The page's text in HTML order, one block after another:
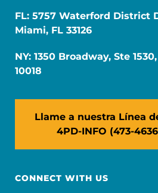
FL: 5757 Waterford District
Miami, FL 33126
NY: 1350 Broadway, Ste
10018
Llame a nuestra Línea
4PD-INFO (473-
CONNECT WITH US